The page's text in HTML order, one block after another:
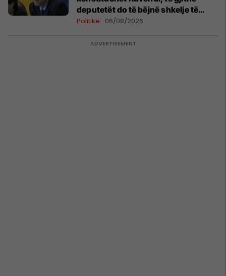
deputetët do të bëjnë shkelje të
rëndë kushtetuese
Politikë 06/08/2026